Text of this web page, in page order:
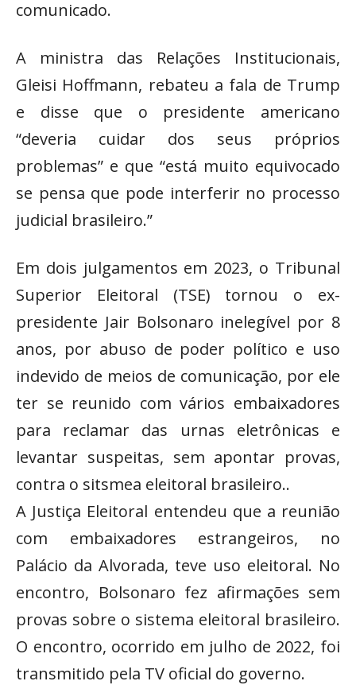
comunicado.
A ministra das Relações Institucionais,
Gleisi Hoffmann, rebateu a fala de Trump
e disse que o presidente americano
“deveria cuidar dos seus próprios
problemas” e que “está muito equivocado
se pensa que pode interferir no processo
judicial brasileiro.”
Em dois julgamentos em 2023, o Tribunal
Superior Eleitoral (TSE) tornou o ex-
presidente Jair Bolsonaro inelegível por 8
anos, por abuso de poder político e uso
indevido de meios de comunicação, por ele
ter se reunido com vários embaixadores
para reclamar das urnas eletrônicas e
levantar suspeitas, sem apontar provas,
contra o sitsmea eleitoral brasileiro..
A Justiça Eleitoral entendeu que a reunião
com embaixadores estrangeiros, no
Palácio da Alvorada, teve uso eleitoral. No
encontro, Bolsonaro fez afirmações sem
provas sobre o sistema eleitoral brasileiro.
O encontro, ocorrido em julho de 2022, foi
transmitido pela TV oficial do governo.